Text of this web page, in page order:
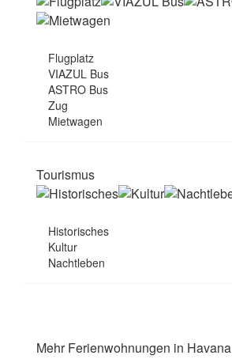
Flugplatz
VIAZUL Bus
ASTRO Bus
Zug
Mietwagen
Tourismus
Historisches
Kultur
Nachtleben
Mehr Ferienwohnungen in Havana